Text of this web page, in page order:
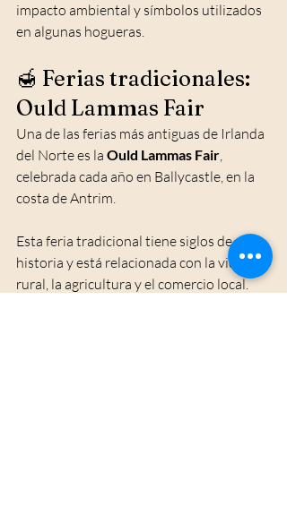
impacto ambiental y símbolos utilizados
en algunas hogueras.
🍯 Ferias tradicionales:
Ould Lammas Fair
Una de las ferias más antiguas de Irlanda
del Norte es la Ould Lammas Fair,
celebrada cada año en Ballycastle, en la
costa de Antrim.
Esta feria tradicional tiene siglos de
historia y está relacionada con la vida
rural, la agricultura y el comercio local.